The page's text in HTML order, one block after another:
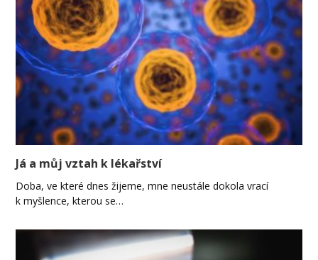
Já a můj vztah k lékařství
Doba, ve které dnes žijeme, mne neustále dokola vrací
k myšlence, kterou se…